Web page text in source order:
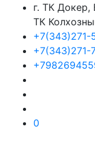
г. ТК
ТК
+7(343)271-
+7(343)271-
0